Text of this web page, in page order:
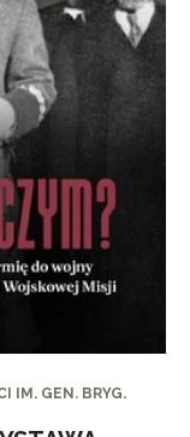
IM. GEN. BRYG.